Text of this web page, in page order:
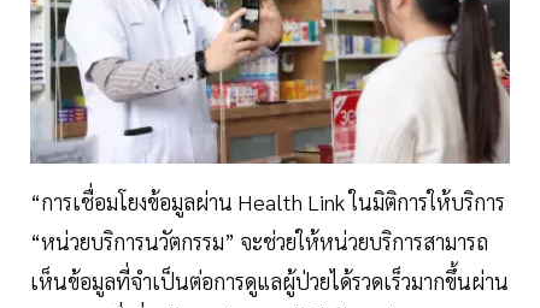
“การเชื่อมโยงข้อมูลผ่าน Health Link ในมิติการให้บริการ
“หน่วยบริการนวัตกรรม” จะช่วยให้หน่วยบริการสามารถ
เห็นข้อมูลที่จำเป็นต่อการดูแลผู้ป่วยได้รวดเร็วมากขึ้นผ่าน